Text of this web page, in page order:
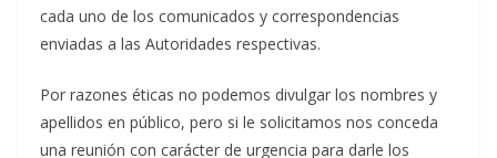
cada uno de los comunicados y correspondencias
enviadas a las Autoridades respectivas.
Por razones éticas no podemos divulgar los nombres y
apellidos en público, pero si le solicitamos nos conceda
una reunión con carácter de urgencia para darle los